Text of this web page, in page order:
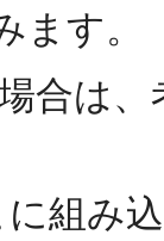
ます。
合は
に組み